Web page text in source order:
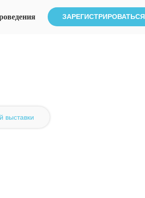
ЗАРЕГИСТРИРОВАТЬСЯ
выставки